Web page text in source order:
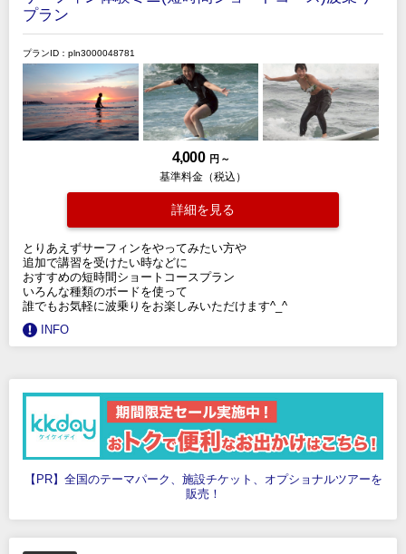
プラン
プランID：pln3000048781
4,000 円 ～
基準料金（税込）
詳細を見る
とりあえずサーフィンをやってみたい方や
追加で講習を受けたい時などに
おすすめの短時間ショートコースプラン
いろんな種類のボードを使って
誰でもお気軽に波乗りをお楽しみいただけます^_^
INFO
【PR】全国のテーマパーク、施設チケット、オプショナルツアーを
販売！